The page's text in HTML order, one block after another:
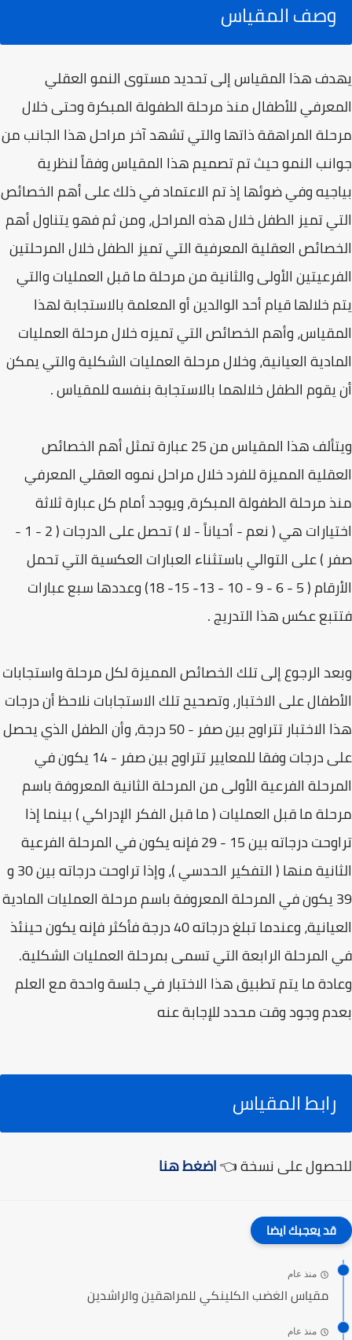
وصف المقياس
يهدف هذا المقياس إلى تحديد مستوى النمو العقلي
المعرفي للأطفال منذ مرحلة الطفولة المبكرة وحتى خلال
مرحلة المراهقة ذاتها والتي تشهد آخر مراحل هذا الجانب من
جوانب النمو حيث تم تصميم هذا المقياس وفقاً لنظرية
بياجيه وفي ضوئها إذ تم الاعتماد في ذلك على أهم الخصائص
التي تميز الطفل خلال هذه المراحل، ومن ثم فهو يتناول أهم
الخصائص العقلية المعرفية التي تميز الطفل خلال المرحلتين
الفرعيتين الأولى والثانية من مرحلة ما قبل العمليات والتي
يتم خلالها قيام أحد الوالدين أو المعلمة بالاستجابة لهذا
المقياس، وأهم الخصائص التي تميزه خلال مرحلة العمليات
المادية العيانية، وخلال مرحلة العمليات الشكلية والتي يمكن
أن يقوم الطفل خلالهما بالاستجابة بنفسه للمقياس .
ويتألف هذا المقياس من 25 عبارة تمثل أهم الخصائص
العقلية المميزة للفرد خلال مراحل نموه العقلي المعرفي
منذ مرحلة الطفولة المبكرة، ويوجد أمام كل عبارة ثلاثة
اختيارات هي ( نعم - أحياناً - لا ) تحصل على الدرجات ( 2 - 1 -
صفر ) على التوالي باستثناء العبارات العكسية التي تحمل
الأرقام ( 5 - 6 - 9 - 10 - 13- 15- 18) وعددها سبع عبارات
فتتبع عكس هذا التدريج .
وبعد الرجوع إلى تلك الخصائص المميزة لكل مرحلة واستجابات
الأطفال على الاختبار، وتصحيح تلك الاستجابات نلاحظ أن درجات
هذا الاختبار تتراوح بين صفر - 50 درجة، وأن الطفل الذي يحصل
على درجات وفقا للمعايير تتراوح بين صفر - 14 يكون في
المرحلة الفرعية الأولى من المرحلة الثانية المعروفة باسم
مرحلة ما قبل العمليات ( ما قبل الفكر الإدراكي ) بينما إذا
تراوحت درجاته بين 15 - 29 فإنه يكون في المرحلة الفرعية
الثانية منها ( التفكير الحدسي )، وإذا تراوحت درجاته بين 30 و
39 يكون في المرحلة المعروفة باسم مرحلة العمليات المادية
العيانية، وعندما تبلغ درجاته 40 درجة فأكثر فإنه يكون حينئذ
في المرحلة الرابعة التي تسمى بمرحلة العمليات الشكلية.
وعادة ما يتم تطبيق هذا الاختبار في جلسة واحدة مع العلم
بعدم وجود وقت محدد للإجابة عنه
رابط المقياس
للحصول على نسخة 👈اضغط هنا
قد يعجبك ايضا
منذ عام
مقياس الغضب الكلينكي للمراهقين والراشدين
منذ عام